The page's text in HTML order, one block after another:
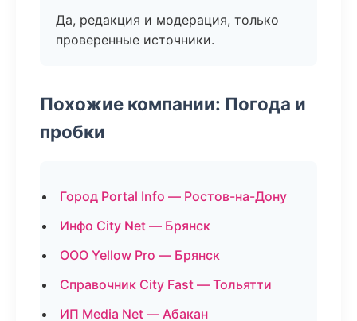
Да, редакция и модерация, только
проверенные источники.
Похожие компании: Погода и
пробки
Город Portal Info — Ростов-на-Дону
Инфо City Net — Брянск
ООО Yellow Pro — Брянск
Справочник City Fast — Тольятти
ИП Media Net — Абакан